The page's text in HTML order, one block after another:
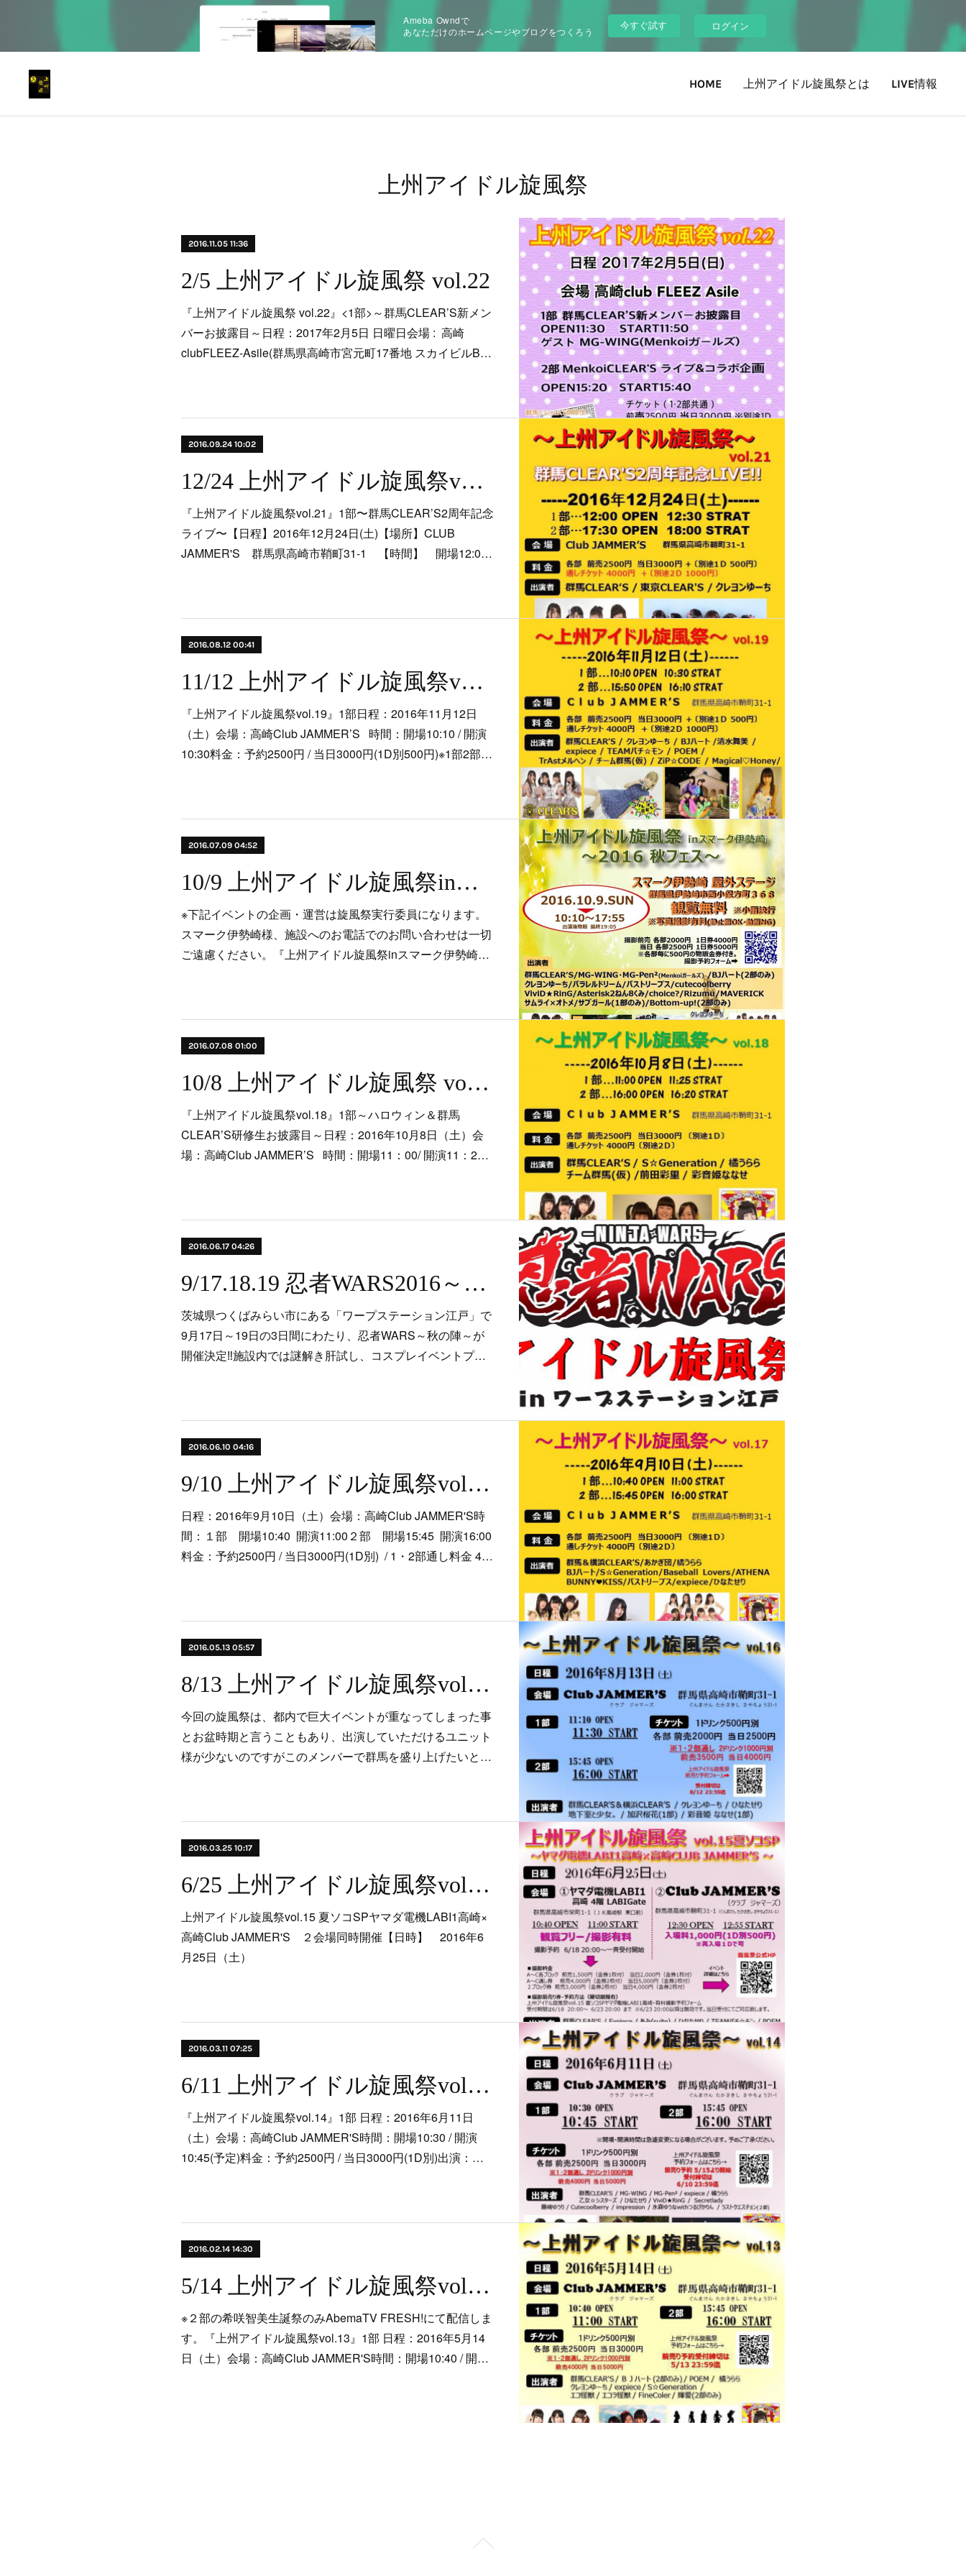
Ameba Owndで
あなただけのホームページやブログをつくろう
今すぐ試す ログイン
HOME 上州アイドル旋風祭とは LIVE情報
上州アイドル旋風祭
2016.11.05 11:36
2/5 上州アイドル旋風祭 vol.22
『上州アイドル旋風祭 vol.22』<1部>～群馬CLEAR’S新メン
バーお披露目～日程：2017年2月5日 日曜日会場 : 高崎
clubFLEEZ-Asile(群馬県高崎市宮元町17番地 スカイビルB…
2016.09.24 10:02
12/24 上州アイドル旋風祭vol.21〜群馬CLEAR’S2周年記念LIVE〜
『上州アイドル旋風祭vol.21』1部〜群馬CLEAR’S2周年記念
ライブ〜【日程】2016年12月24日(土)【場所】CLUB
JAMMER'S 群馬県高崎市鞘町31-1 【時間】 開場12:0…
2016.08.12 00:41
11/12 上州アイドル旋風祭vol.19
『上州アイドル旋風祭vol.19』1部日程：2016年11月12日
（土）会場：高崎Club JAMMER’S 時間：開場10:10 / 開演
10:30料金：予約2500円 / 当日3000円(1D別500円)※1部2部…
2016.07.09 04:52
10/9 上州アイドル旋風祭inスマーク伊勢崎～2016秋フェス～
※下記イベントの企画・運営は旋風祭実行委員になります。
スマーク伊勢崎様、施設へのお電話でのお問い合わせは一切
ご遠慮ください。『上州アイドル旋風祭inスマーク伊勢崎…
2016.07.08 01:00
10/8 上州アイドル旋風祭 vol.18
『上州アイドル旋風祭vol.18』1部～ハロウィン＆群馬
CLEAR’S研修生お披露目～日程：2016年10月8日（土）会
場：高崎Club JAMMER’S 時間：開場11：00/ 開演11：2…
2016.06.17 04:26
9/17.18.19 忍者WARS2016～秋の陣～×アイドル旋風祭inワープステーション江戸
茨城県つくばみらい市にある「ワープステーション江戸」で
9月17日～19日の3日間にわたり、忍者WARS～秋の陣～が
開催決定‼施設内では謎解き肝試し、コスプレイベントプ…
2016.06.10 04:16
9/10 上州アイドル旋風祭vol.17
日程：2016年9月10日（土）会場：高崎Club JAMMER'S時
間：１部 開場10:40 開演11:00２部 開場15:45 開演16:00
料金：予約2500円 / 当日3000円(1D別) / 1・2部通し料金 4…
2016.05.13 05:57
8/13 上州アイドル旋風祭vol.16
今回の旋風祭は、都内で巨大イベントが重なってしまった事
とお盆時期と言うこともあり、出演していただけるユニット
様が少ないのですがこのメンバーで群馬を盛り上げたいと…
2016.03.25 10:17
6/25 上州アイドル旋風祭vol.15 夏ソコSP 高崎Club JAMMER'S×ヤマダ電機LABI1高崎 ２会場同時開催
上州アイドル旋風祭vol.15 夏ソコSPヤマダ電機LABI1高崎×
高崎Club JAMMER'S ２会場同時開催【日時】 2016年6
月25日（土）
2016.03.11 07:25
6/11 上州アイドル旋風祭vol.14
『上州アイドル旋風祭vol.14』1部 日程：2016年6月11日
（土）会場：高崎Club JAMMER'S時間：開場10:30 / 開演
10:45(予定)料金：予約2500円 / 当日3000円(1D別)出演：…
2016.02.14 14:30
5/14 上州アイドル旋風祭vol.13
※２部の希咲智美生誕祭のみAbemaTV FRESH!にて配信しま
す。『上州アイドル旋風祭vol.13』1部 日程：2016年5月14
日（土）会場：高崎Club JAMMER'S時間：開場10:40 / 開…